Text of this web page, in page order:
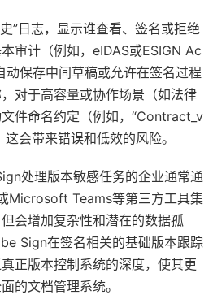
”日志，显示谁查看、签名或拒绝
审计（例如，eIDAS或ESIGN Ac
保存中间草稿或允许在签名过程
对于高容量或协作场景（如法律
件命名约定（例如，“Contract_v
会带来错误和低效的风险。
处理版本敏感任务的企业通常通
Microsoft Teams等第三方工具集
会增加复杂性和潜在的数据孤
Sign在签名相关的基础版本跟踪
正版本控制系统的深度，使其更
的文档管理系统。